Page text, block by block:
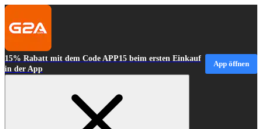
15% Rabatt mit dem Code APP15 beim ersten Einkauf
in der App
App öffnen